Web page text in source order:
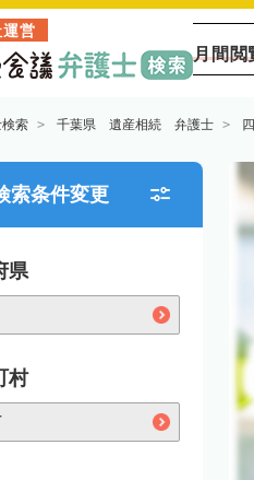
営
月間閲
索 千葉県 遺産相続 弁護士
索条件変更
県
村